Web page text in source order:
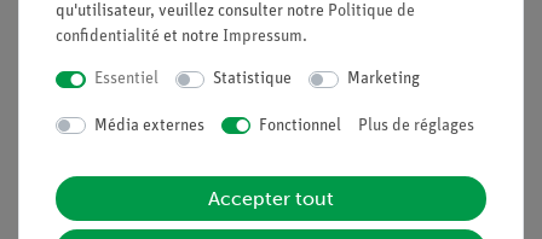
Description
sursaturées ou en évaporant le solvant. Les cristaux d'une
même substance ont la même forme, ils ne diffèrent que par
qu'utilisateur, veuillez consulter notre Politique de
confidentialité et notre Impressum.
Essentiel Statistique Marketing
Média externes Fonctionnel Plus de réglages
Accepter tout